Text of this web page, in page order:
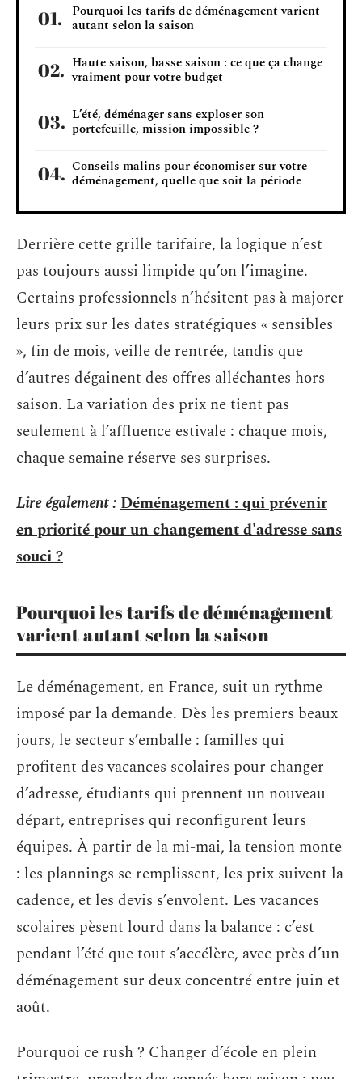
Pourquoi les tarifs de déménagement varient
autant selon la saison
Haute saison, basse saison : ce que ça change
vraiment pour votre budget
L’été, déménager sans exploser son
portefeuille, mission impossible ?
Conseils malins pour économiser sur votre
déménagement, quelle que soit la période
Derrière cette grille tarifaire, la logique n’est
pas toujours aussi limpide qu’on l’imagine.
Certains professionnels n’hésitent pas à majorer
leurs prix sur les dates stratégiques « sensibles
», fin de mois, veille de rentrée, tandis que
d’autres dégainent des offres alléchantes hors
saison. La variation des prix ne tient pas
seulement à l’affluence estivale : chaque mois,
chaque semaine réserve ses surprises.
Lire également :Déménagement : qui prévenir
en priorité pour un changement d'adresse sans
souci ?
Pourquoi les tarifs de déménagement
varient autant selon la saison
Le déménagement, en France, suit un rythme
imposé par la demande. Dès les premiers beaux
jours, le secteur s’emballe : familles qui
profitent des vacances scolaires pour changer
d’adresse, étudiants qui prennent un nouveau
départ, entreprises qui reconfigurent leurs
équipes. À partir de la mi-mai, la tension monte
: les plannings se remplissent, les prix suivent la
cadence, et les devis s’envolent. Les vacances
scolaires pèsent lourd dans la balance : c’est
pendant l’été que tout s’accélère, avec près d’un
déménagement sur deux concentré entre juin et
août.
Pourquoi ce rush ? Changer d’école en plein